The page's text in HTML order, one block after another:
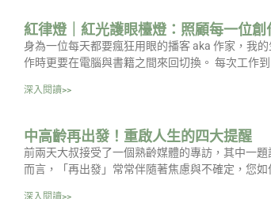
紅律燈｜紅光護眼檯燈：照顧每一位創
身為一位每天都要瘋狂用眼的播客 aka 作家，我
作時更要在電腦與書籍之間來回切換。 每次工作
深入閱讀>>
中高齡再出發！重啟人生的四大提醒
前兩天大叔接受了一個熟齡媒體的專訪，其中一
而言，「再出發」常常伴隨著焦慮與不確定，您如
深入閱讀>>